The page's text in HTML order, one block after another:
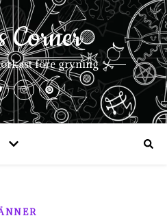
Corner
före gryning